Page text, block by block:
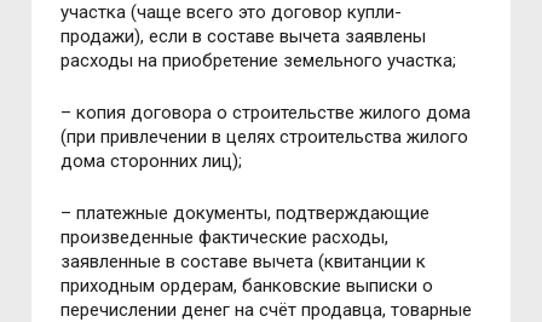
участка (чаще всего это договор купли-
продажи), если в составе вычета заявлены
расходы на приобретение земельного участка;
– копия договора о строительстве жилого дома
(при привлечении в целях строительства жилого
дома сторонних лиц);
– платежные документы, подтверждающие
произведенные фактические расходы,
заявленные в составе вычета (квитанции к
приходным ордерам, банковские выписки о
перечислении денег на счёт продавца, товарные